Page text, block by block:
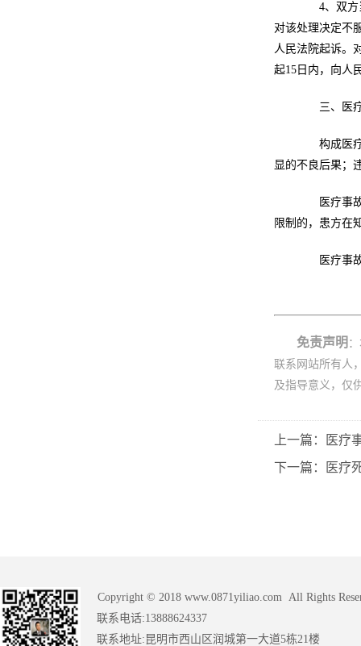
4、双方当
对该处理决定不
人民法院起诉。
起15日内，向人
三、医疗
构成医疗
显的不良后果；
医疗事故
限制的，患方在
医疗事故
免责声明
联系网站所有人
及指导意义，仅
上一篇：医疗
下一篇：医疗
Copyright © 2018 www.0871yiliao.com All Rights
联系电话:13888624337
联系地址:昆明市西山区润城第一大道5栋21楼